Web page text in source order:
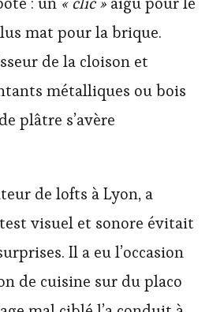
mat pour la brique.
de la cloison et
métalliques ou bois
plâtre s’avère
de lofts à Lyon, a
visuel et sonore évitait
Il a eu l’occasion
de cuisine sur du placo